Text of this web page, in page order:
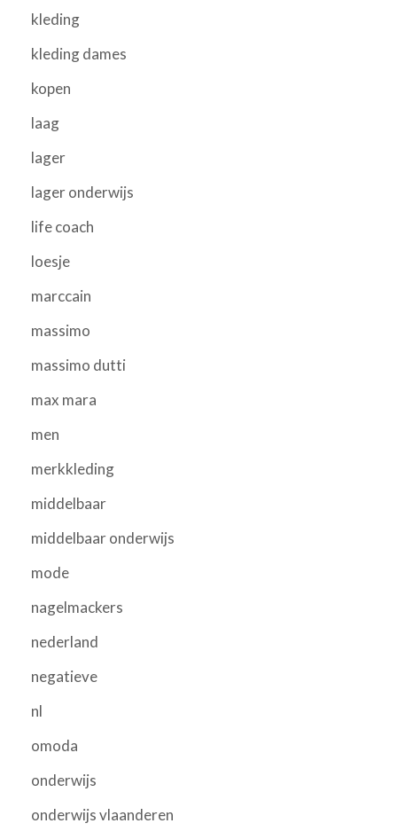
kleding
kleding dames
kopen
laag
lager
lager onderwijs
life coach
loesje
marccain
massimo
massimo dutti
max mara
men
merkkleding
middelbaar
middelbaar onderwijs
mode
nagelmackers
nederland
negatieve
nl
omoda
onderwijs
onderwijs vlaanderen